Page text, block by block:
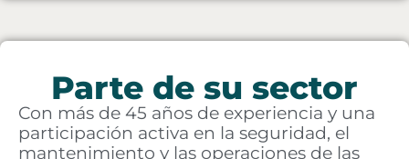
Parte de su sector
Con más de 45 años de experiencia y una
participación activa en la seguridad, el
mantenimiento y las operaciones de las